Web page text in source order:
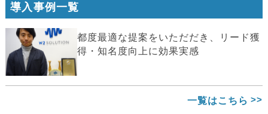
導入事例一覧
都度最適な提案をいただだき、リード獲
得・知名度向上に効果実感
一覧はこちら